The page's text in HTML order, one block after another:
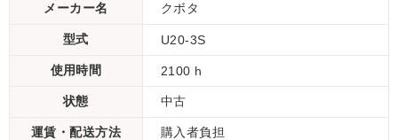
メーカー名 クボタ
型式 U20-3S
使用時間 2100 h
状態 中古
運賃・配送方法 購入者負担